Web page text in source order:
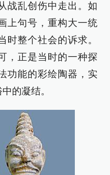
战乱创伤中走出。如
上句号，重构大一统
时整个社会的诉求。
，正是当时的一种探
功能的彩绘陶器，实
的凝结。